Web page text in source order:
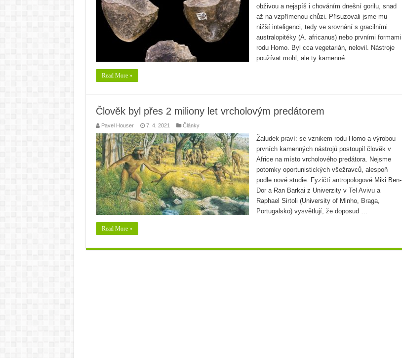
obživou a nejspíš i chováním dnešní gorilu, snad
až na vzpřímenou chůzi. Přisuzovali jsme mu
nižší inteligenci, tedy ve srovnání s gracilními
australopitéky (A. africanus) nebo prvními formami
rodu Homo. Byl cca vegetarián, nelovil. Nástroje
používat mohl, ale ty kamenné …
Read More »
Člověk byl přes 2 miliony let vrcholovým predátorem
Pavel Houser 7. 4. 2021 Články
Žaludek praví: se vznikem rodu Homo a výrobou
prvních kamenných nástrojů postoupil člověk v
Africe na místo vrcholového predátora. Nejsme
potomky oportunistických všežravců, alespoň
podle nové studie. Fyzičtí antropologové Miki Ben-
Dor a Ran Barkai z Univerzity v Tel Avivu a
Raphael Sirtoli (University of Minho, Braga,
Portugalsko) vysvětlují, že doposud …
Read More »